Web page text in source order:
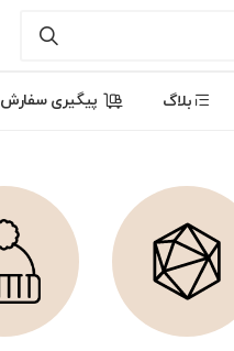
بلاگ پیگیری سفارش